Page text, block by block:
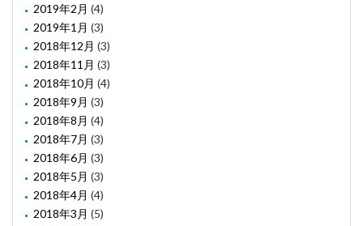
2019年2月 (4)
2019年1月 (3)
2018年12月 (3)
2018年11月 (3)
2018年10月 (4)
2018年9月 (3)
2018年8月 (4)
2018年7月 (3)
2018年6月 (3)
2018年5月 (3)
2018年4月 (4)
2018年3月 (5)